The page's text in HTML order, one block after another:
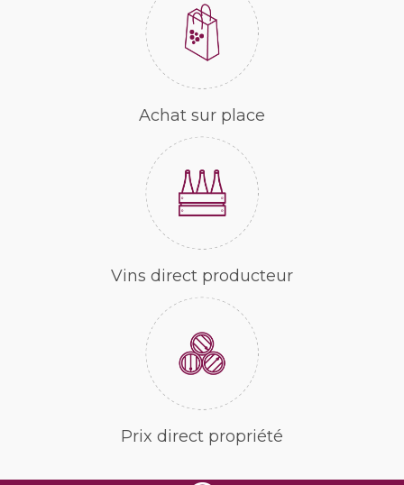
Achat sur place
Vins direct producteur
Prix direct propriété